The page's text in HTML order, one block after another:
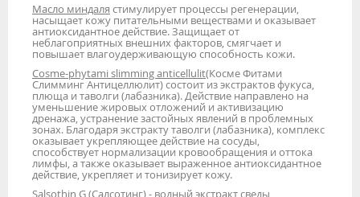
Масло миндаля стимулирует процессы регенерации,
насыщает кожу питательными веществами и оказывает
антиоксидантное действие. Защищает от
неблагоприятных внешних факторов, смягчает и
повышает влагоудерживающую способность кожи.
Cosme-phytami slimming anticellulit(Косме Фитами
Слимминг Антицеллюлит) состоит из экстрактов фукуса,
плюща и таволги (лабазника). Действие направлено на
уменьшение жировых отложений и активизацию
дренажа, устранение застойных явлений в проблемных
зонах. Благодаря экстракту таволги (лабазника), комплекс
оказывает укрепляющее действие на сосуды,
способствует нормализации кровообращения и оттока
лимфы, а также оказывает выраженное антиоксидантное
действие, укрепляет и тонизирует кожу.
Salsothin G (Салсотинг)- водный экстракт сведы